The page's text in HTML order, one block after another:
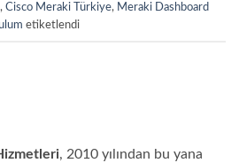
, Cisco Meraki Türkiye, Meraki Dashboard
etiketlendi
, 2010 yılından bu yana